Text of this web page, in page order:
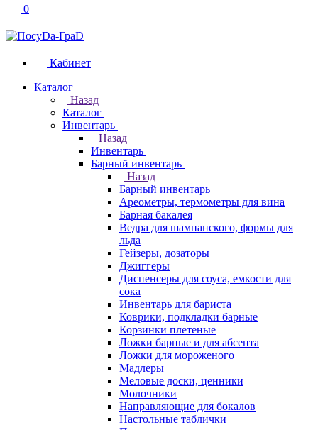
0
Кабинет
Каталог
Назад
Каталог
Инвентарь
Назад
Инвентарь
Барный инвентарь
Назад
Барный инвентарь
Ареометры, термометры для вина
Барная бакалея
Ведра для шампанского, формы для
льда
Гейзеры, дозаторы
Джиггеры
Диспенсеры для соуса, емкости для
сока
Инвентарь для бариста
Коврики, подкладки барные
Корзинки плетеные
Ложки барные и для абсента
Ложки для мороженого
Мадлеры
Меловые доски, ценники
Молочники
Направляющие для бокалов
Настольные таблички